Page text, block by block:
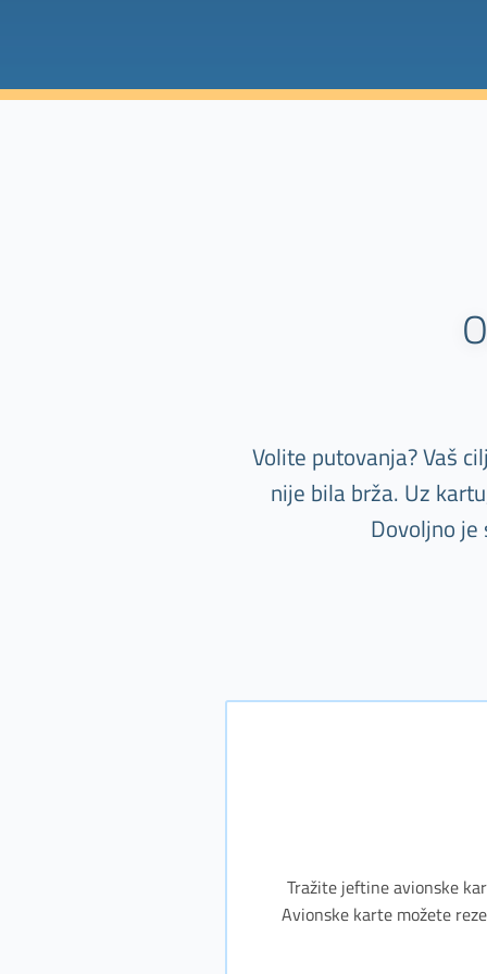
Volite putovanja? Vaš
nije bila brža. Uz
Dovoljno
Tražite jeftine avionske
Avionske karte možete